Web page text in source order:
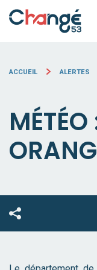
ACCUEIL ALERTES
MÉTÉO